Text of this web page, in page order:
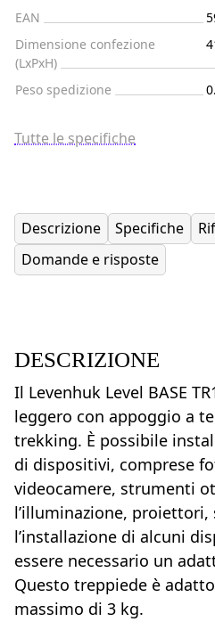
EAN
Dimensione confezione
(LxPxH)
Peso spedizione
Tutte le specifiche
Descrizione Specifiche
Domande e risposte
DESCRIZIONE
Il Levenhuk Level BASE
leggero con appoggio a
trekking. È possibile
di dispositivi, comprese
videocamere, strumenti
l’illuminazione, proiettori,
l’installazione di alcuni
essere necessario un
Questo treppiede è
massimo di 3 kg.